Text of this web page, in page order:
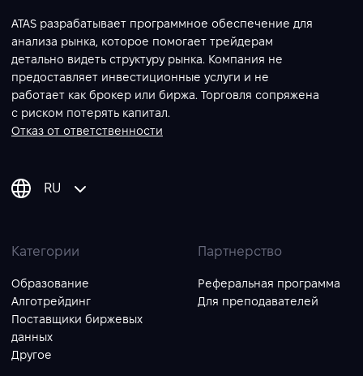
ATAS разрабатывает программное обеспечение для
анализа рынка, которое помогает трейдерам
детально видеть структуру рынка. Компания не
предоставляет инвестиционные услуги и не
работает как брокер или биржа. Торговля сопряжена
с риском потерять капитал.
Отказ от ответственности
RU
Категории
Образование
Алготрейдинг
Поставщики биржевых
данных
Другое
Партнерство
Реферальная программа
Для преподавателей